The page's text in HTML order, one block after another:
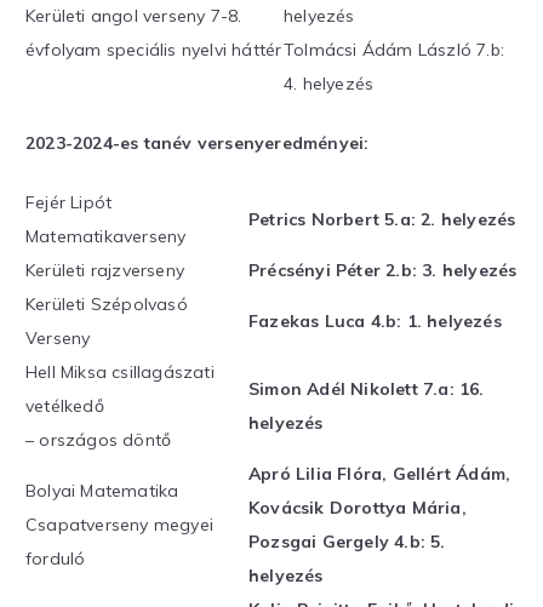
Kerületi angol verseny 7-8.
évfolyam speciális nyelvi háttér
helyezés
Tolmácsi Ádám László 7.b:
4. helyezés
2023-2024-es tanév versenyeredményei:
Fejér Lipót
Matematikaverseny
Petrics Norbert 5.a: 2. helyezés
Kerületi rajzverseny
Précsényi Péter 2.b: 3. helyezés
Kerületi Szépolvasó
Verseny
Fazekas Luca 4.b: 1. helyezés
Hell Miksa csillagászati
vetélkedő
– országos döntő
Simon Adél Nikolett 7.a: 16.
helyezés
Bolyai Matematika
Csapatverseny megyei
forduló
Apró Lilia Flóra, Gellért Ádám,
Kovácsik Dorottya Mária,
Pozsgai Gergely 4.b: 5.
helyezés